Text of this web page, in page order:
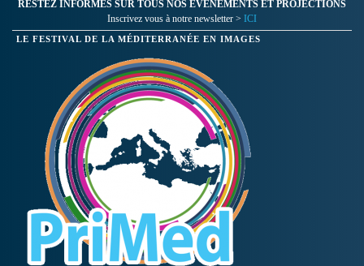
RESTEZ INFORMES SUR TOUS NOS ÉVÉNEMENTS ET PROJECTIONS
Inscrivez vous à notre newsletter > ICI
LE FESTIVAL DE LA MÉDITERRANÉE EN IMAGES